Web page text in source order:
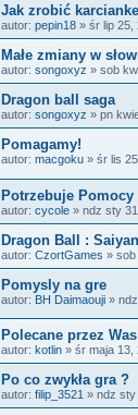
Jak zrobić
autor: pepin18 » śr lip 25,
Małe zmiany w
autor: songoxyz » sob
Dragon ball saga
autor: songoxyz » pn
Pomagamy!
autor: macgoku » śr lis
Potrzebuje Pomocy
autor: cycole » ndz sty
Dragon Ball :
autor: CzortGames » sob
Pomysly na gre
autor: BH Daimaouji »
Polecane przez
autor: kotlin » śr maja 13,
Po co zwykła gra ?
autor: filip_3521 » ndz sty